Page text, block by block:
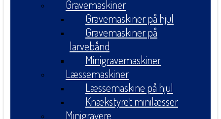
Gravemaskiner
Gravemaskiner på hjul
Gravemaskiner på
larvebånd
Minigravemaskiner
Læssemaskiner
Læssemaskine på hjul
Knækstyret minilæsser
Minigravere